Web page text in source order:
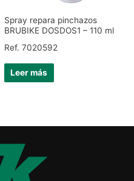
Spray repara pinchazos
BRUBIKE DOSDOS1 – 110 ml
Ref. 7020592
Leer más